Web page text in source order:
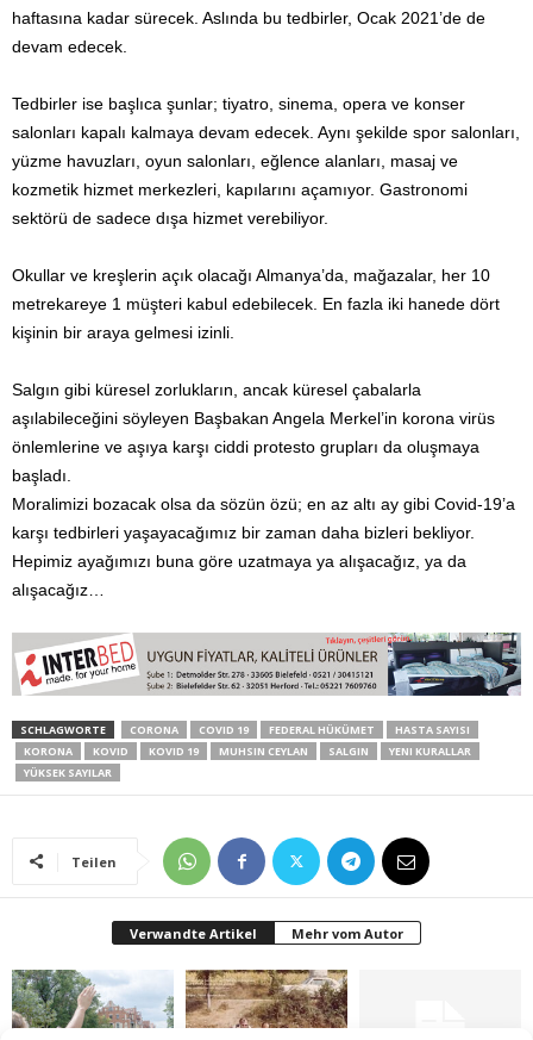
haftasına kadar sürecek. Aslında bu tedbirler, Ocak 2021’de de
devam edecek.
Tedbirler ise başlıca şunlar; tiyatro, sinema, opera ve konser
salonları kapalı kalmaya devam edecek. Aynı şekilde spor salonları,
yüzme havuzları, oyun salonları, eğlence alanları, masaj ve
kozmetik hizmet merkezleri, kapılarını açamıyor. Gastronomi
sektörü de sadece dışa hizmet verebiliyor.
Okullar ve kreşlerin açık olacağı Almanya’da, mağazalar, her 10
metrekareye 1 müşteri kabul edebilecek. En fazla iki hanede dört
kişinin bir araya gelmesi izinli.
Salgın gibi küresel zorlukların, ancak küresel çabalarla
aşılabileceğini söyleyen Başbakan Angela Merkel’in korona virüs
önlemlerine ve aşıya karşı ciddi protesto grupları da oluşmaya
başladı.
Moralimizi bozacak olsa da sözün özü; en az altı ay gibi Covid-19’a
karşı tedbirleri yaşayacağımız bir zaman daha bizleri bekliyor.
Hepimiz ayağımızı buna göre uzatmaya ya alışacağız, ya da
alışacağız…
SCHLAGWORTE CORONA COVID 19 FEDERAL HÜKÜMET
HASTA SAYISI
KORONA
KOVID KOVID 19 MUHSIN CEYLAN SALGIN
YENI KURALLAR
YÜKSEK SAYILAR
Teilen
Verwandte Artikel Mehr vom Autor